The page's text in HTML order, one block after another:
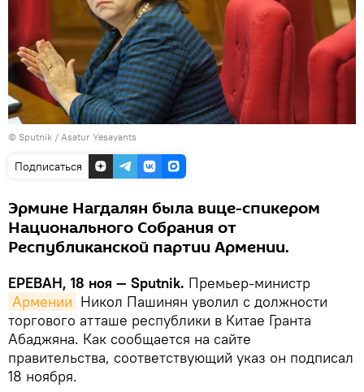
© Sputnik / Asatur Yesayants
Подписаться
Эрмине Нагдалян была вице-спикером
Национального Собрания от
Республиканской партии Армении.
ЕРЕВАН, 18 ноя — Sputnik. Премьер-министр
Армении Никол Пашинян уволил с должности
торгового атташе республики в Китае Гранта
Абаджяна. Как сообщается на сайте
правительства, соответствующий указ он подписал
18 ноября.